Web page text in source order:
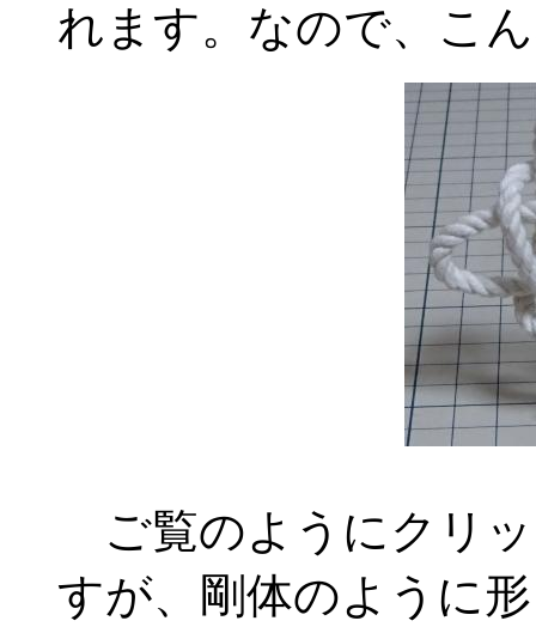
れます。なので、こ
ご覧のようにクリ
すが、剛体のように